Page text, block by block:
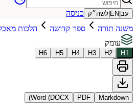
כניסה
ספר קדושה הלכות מאכלות
H3
H4
H5
H6
PDF
Word (DOCX)